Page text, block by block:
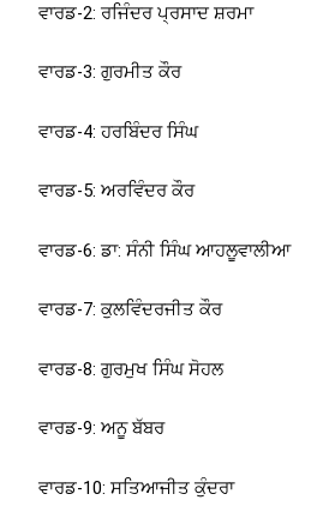
ਵਾਰਡ-2: ਰਜਿੰਦਰ ਪ੍ਰਸਾਦ ਸ਼ਰਮਾ
ਵਾਰਡ-3: ਗੁਰਮੀਤ ਕੌਰ
ਵਾਰਡ-4: ਹਰਬਿੰਦਰ ਸਿੰਘ
ਵਾਰਡ-5: ਅਰਵਿੰਦਰ ਕੌਰ
ਵਾਰਡ-6: ਡਾ: ਸੰਨੀ ਸਿੰਘ ਆਹਲੂਵਾਲੀਆ
ਵਾਰਡ-7: ਕੁਲਵਿੰਦਰਜੀਤ ਕੌਰ
ਵਾਰਡ-8: ਗੁਰਮੁਖ ਸਿੰਘ ਸੋਹਲ
ਵਾਰਡ-9: ਅਨੂ ਬੱਬਰ
ਵਾਰਡ-10: ਸਤਿਆਜੀਤ ਕੁੰਦਰਾ